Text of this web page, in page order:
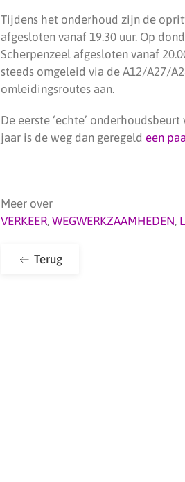
Tijdens het onderhoud zijn de
afgesloten vanaf 19.30 uur. Op
Scherpenzeel afgesloten vanaf
steeds omgeleid via de A12/A27/
omleidingsroutes aan.
De eerste ‘echte’
jaar is de weg dan geregeld een
Meer over
VERKEER, WEGWERKZAAMHEDEN,
Terug